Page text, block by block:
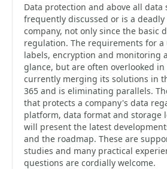
Data protection and above all data
frequently discussed or is a
company, not only since the basic
regulation. The requirements for
labels, encryption and monitoring
glance, but are often overlooked
currently merging its solutions in
365 and is eliminating parallels.
that protects a company's data
platform, data format and storage
will present the latest
and the roadmap. These are
studies and many practical
questions are cordially welcome.